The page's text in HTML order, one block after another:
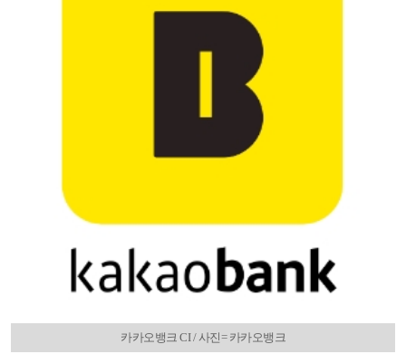
카카오뱅크 CI / 사진= 카카오뱅크